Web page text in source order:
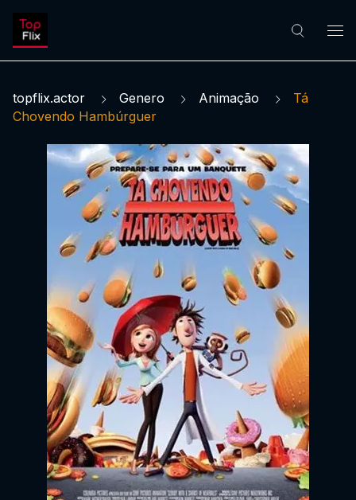
topflix.actor Genero Animação
Tá
Chovendo Hambúrguer